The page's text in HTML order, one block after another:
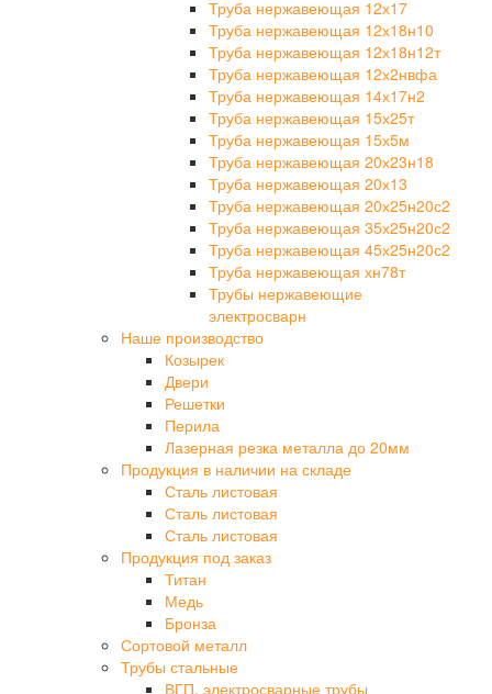
Труба нержавеющая 12х17
Труба нержавеющая 12х18н10
Труба нержавеющая 12х18н12т
Труба нержавеющая 12х2нвфа
Труба нержавеющая 14х17н2
Труба нержавеющая 15х25т
Труба нержавеющая 15х5м
Труба нержавеющая 20х23н18
Труба нержавеющая 20х13
Труба нержавеющая 20х25н20с2
Труба нержавеющая 35х25н20с2
Труба нержавеющая 45х25н20с2
Труба нержавеющая хн78т
Трубы нержавеющие
электросварн
Наше производство
Козырек
Двери
Решетки
Перила
Лазерная резка металла до 20мм
Продукция в наличии на складе
Сталь листовая
Сталь листовая
Сталь листовая
Продукция под заказ
Титан
Медь
Бронза
Сортовой металл
Трубы стальные
ВГП, электросварные трубы